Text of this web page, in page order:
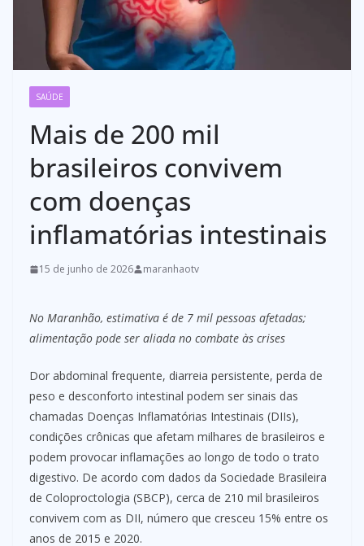
SAÚDE
Mais de 200 mil
brasileiros convivem
com doenças
inflamatórias intestinais
15 de junho de 2026 maranhaotv
No Maranhão, estimativa é de 7 mil pessoas afetadas;
alimentação pode ser aliada no combate às crises
Dor abdominal frequente, diarreia persistente, perda de
peso e desconforto intestinal podem ser sinais das
chamadas Doenças Inflamatórias Intestinais (DIIs),
condições crônicas que afetam milhares de brasileiros e
podem provocar inflamações ao longo de todo o trato
digestivo. De acordo com dados da Sociedade Brasileira
de Coloproctologia (SBCP), cerca de 210 mil brasileiros
convivem com as DII, número que cresceu 15% entre os
anos de 2015 e 2020.